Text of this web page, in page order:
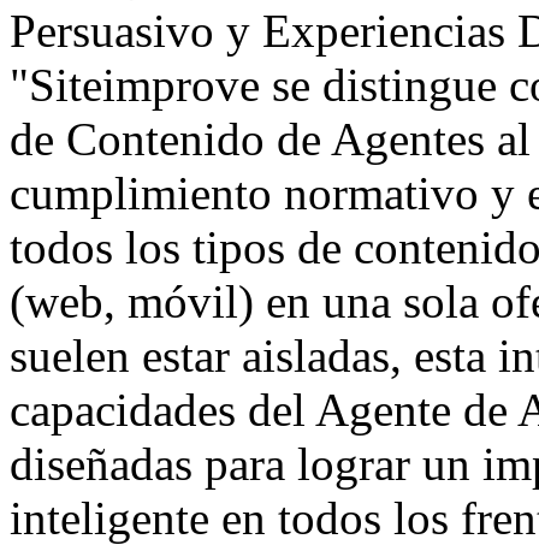
Persuasivo y Experiencias
"Siteimprove se distingue
de Contenido de Agentes
cumplimiento normativo y
todos los tipos de
(web, móvil) en una sola
suelen estar aisladas, esta
capacidades del Agente de
diseñadas para lograr un
inteligente en todos los